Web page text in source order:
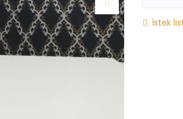
İstek